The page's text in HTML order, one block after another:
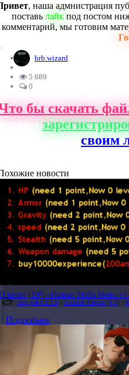
, наша адмнистрация
поставь лайкпод постом
комментарий, мы готовим
brb.wizard
5 689
0
бы скачать
своим
новости
Плагин [ZP] «Human Skills Menu
Все для CS 1.6 / Zombie Plague [4.3] /
Подробнее